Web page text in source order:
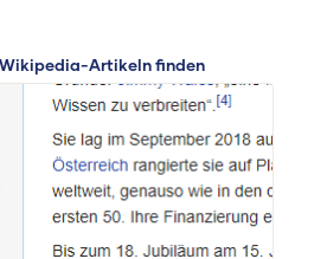
Artikeln finden